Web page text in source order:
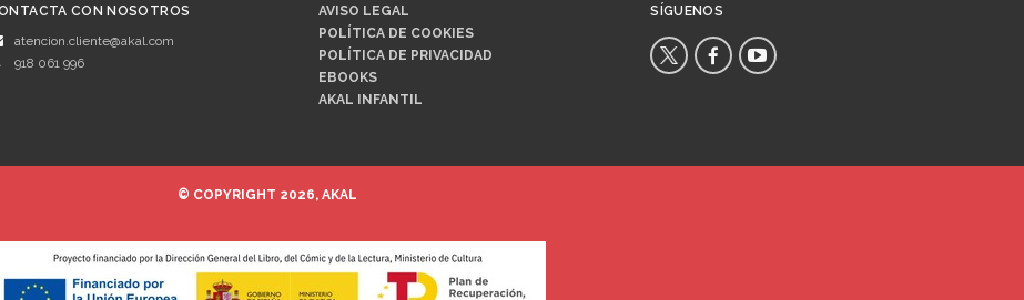
CON NOSOTROS
atencion.cliente@akal.com
918 061 996
AVISO LEGAL
POLÍTICA DE COOKIES
POLÍTICA DE PRIVACIDAD
EBOOKS
AKAL INFANTIL
SÍGUENOS
© COPYRIGHT 2026, AKAL